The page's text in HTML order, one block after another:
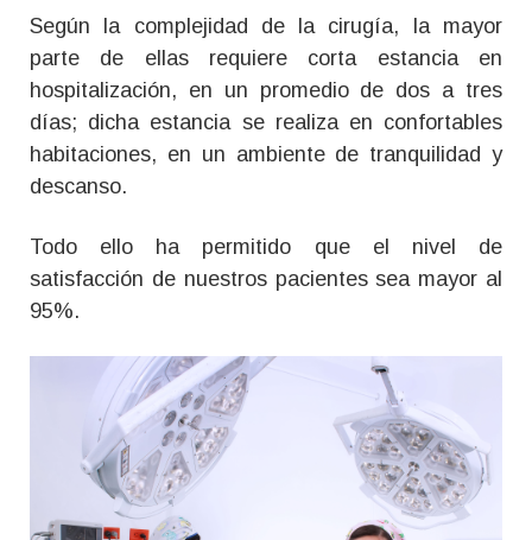
Según la complejidad de la cirugía, la mayor
parte de ellas requiere corta estancia en
hospitalización, en un promedio de dos a tres
días; dicha estancia se realiza en confortables
habitaciones, en un ambiente de tranquilidad y
descanso.
Todo ello ha permitido que el nivel de
satisfacción de nuestros pacientes sea mayor al
95%.